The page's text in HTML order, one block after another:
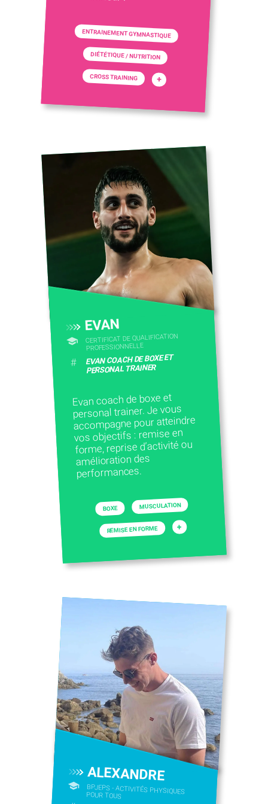
ENTRAINEMENT GYMNASTIQUE
DIÉTÉTIQUE / NUTRITION
CROSS TRAINING +
EVAN
CERTIFICAT DE QUALIFICATION
PROFESSIONNELLE
# EVAN COACH DE BOXE ET
PERSONAL TRAINER
Evan coach de boxe et
personal trainer. Je vous
accompagne pour atteindre
vos objectifs : remise en
forme, reprise d’activité ou
amélioration des
performances.
BOXE MUSCULATION
REMISE EN FORME +
ALEXANDRE
BPJEPS - ACTIVITÉS PHYSIQUES
POUR TOUS